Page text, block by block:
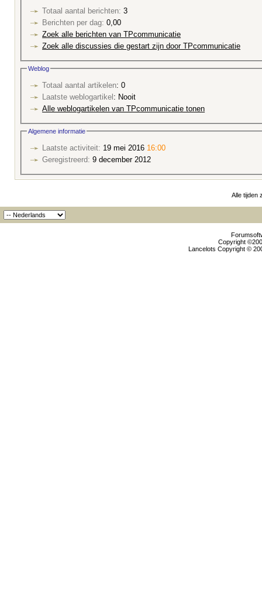
Totaal aantal berichten: 3
Berichten per dag: 0,00
Zoek alle berichten van TPcommunicatie
Zoek alle discussies die gestart zijn door TPcommunicatie
Weblog
Totaal aantal artikelen: 0
Laatste weblogartikel
: Nooit
Alle weblogartikelen van TPcommunicatie tonen
Algemene informatie
Laatste activiteit: 19 mei 2016 16:00
Geregistreerd: 9 december 2012
Alle tijden
Copyright
Lancelots Copyright ©